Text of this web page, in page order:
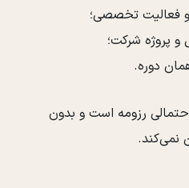
و فعالیت تخصصی؛
پروژه شرکت؛
دوره.
رزومه است و بدون
نمی‌کند.